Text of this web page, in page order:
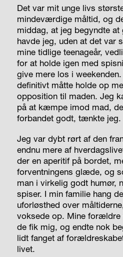
Det var mit unge livs
mindeværdige måltid, og
middag, at jeg begyndte at
havde jeg, uden at det var
mine tidlige teenageår,
for at holde igen med
give mere los i
definitivt måtte holde op
opposition til maden. Jeg
på at kæmpe imod mad,
forbandet godt, tænkte jeg.
Jeg var dybt rørt af den
endnu mere af
der en aperitif på bordet,
forventningens glæde, og
man i virkelig godt humør,
spiser. I min familie hang
uforløsthed over
voksede op. Mine forældre
de fik mig, og endte nok
lidt fanget af
livet.